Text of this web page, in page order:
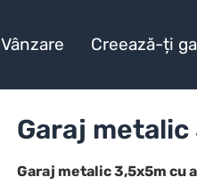
Vânzare Creează-ți
Garaj metalic
Garaj metalic 3,5x5m cu